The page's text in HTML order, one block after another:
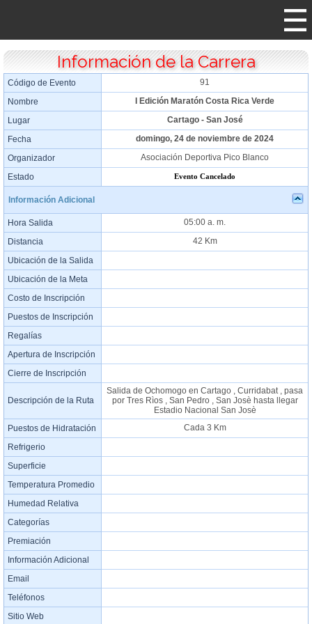
Información de la Carrera
Código de Evento
91
Nombre
I Edición Maratón Costa Rica Verde
Lugar
Cartago - San José
Fecha
domingo, 24 de noviembre de 2024
Organizador
Asociación Deportiva Pico Blanco
Estado
Evento Cancelado
Información Adicional
Hora Salida
05:00 a. m.
Distancia
42 Km
Ubicación de la Salida
Ubicación de la Meta
Costo de Inscripción
Puestos de Inscripción
Regalías
Apertura de Inscripción
Cierre de Inscripción
Descripción de la Ruta
Salida de Ochomogo en Cartago , Curridabat , pasa
por Tres Rìos , San Pedro , San Josè hasta llegar
Estadio Nacional San Josè
Puestos de Hidratación
Cada 3 Km
Refrigerio
Superficie
Temperatura Promedio
Humedad Relativa
Categorías
Premiación
Información Adicional
Email
Teléfonos
Sitio Web